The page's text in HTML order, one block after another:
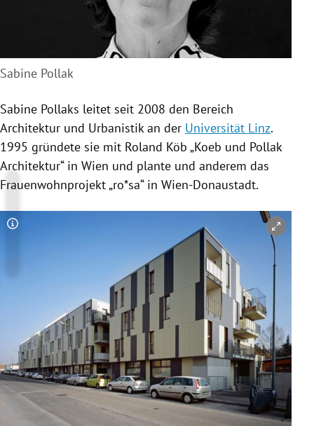
Sabine Pollak
Sabine Pollaks leitet seit 2008 den Bereich
Architektur und Urbanistik an der Universität Linz.
1995 gründete sie mit Roland Köb „Koeb und Pollak
Architektur“ in Wien und plante und anderem das
Frauenwohnprojekt „ro*sa“ in Wien-Donaustadt.
Copyright-Hinweis öffnen/schließen